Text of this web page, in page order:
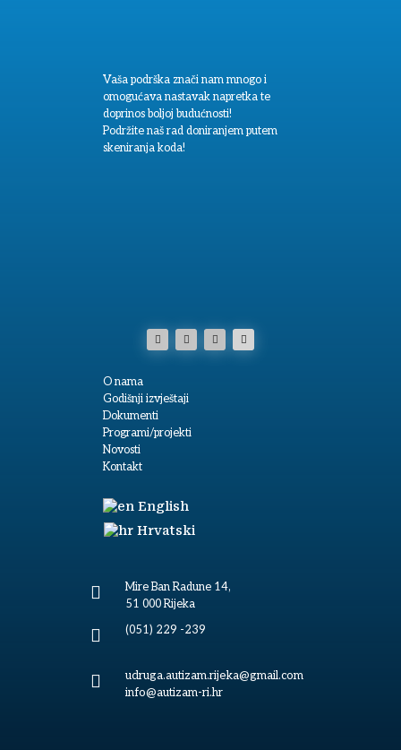
Vaša podrška znači nam mnogo i
omogućava nastavak napretka te
doprinos boljoj budućnosti!
Podržite naš rad doniranjem putem
skeniranja koda!
O nama
Godišnji izvještaji
Dokumenti
Programi/projekti
Novosti
Kontakt
English
Hrvatski

Mire Ban Radune 14,
51 000 Rijeka
 (051) 229 -239

udruga.autizam.rijeka@gmail.com
info@autizam-ri.hr